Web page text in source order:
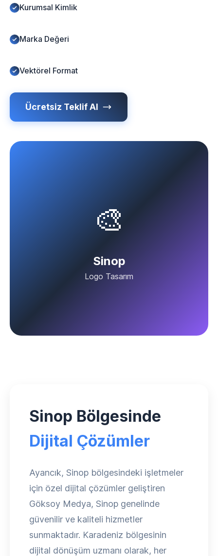
Kurumsal Kimlik
Marka Değeri
Vektörel Format
Ücretsiz Teklif Al
🎨
Sinop
Logo Tasarım
Sinop Bölgesinde
Dijital Çözümler
Ayancık, Sinop bölgesindeki işletmeler
için özel dijital çözümler geliştiren
Göksoy Medya, Sinop genelinde
güvenilir ve kaliteli hizmetler
sunmaktadır. Karadeniz bölgesinin
dijital dönüşüm uzmanı olarak, her